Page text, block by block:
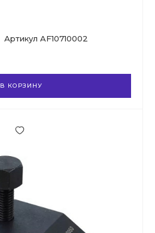
Артикул AF10710002
В КОРЗИНУ